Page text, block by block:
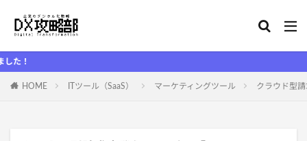
HOME ITツール（SaaS） マーケティングツール クラウド型